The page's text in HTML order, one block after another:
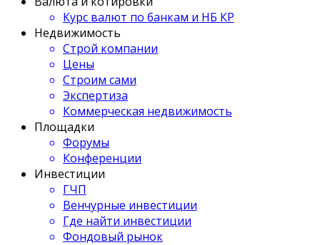
Курс валют по банкам и НБ КР
Недвижимость
Строй компании
Цены
Строим сами
Экспертиза
Коммерческая недвижимость
Площадки
Форумы
Конференции
Инвестиции
ГЧП
Венчурные инвестиции
Где найти инвестиции
Фондовый рынок